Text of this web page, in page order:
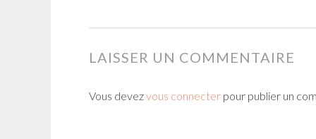
LAISSER UN COMMENTAIRE
Vous devezvous connecter pour publier un